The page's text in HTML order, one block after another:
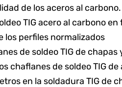
de los aceros al
TIG acero al carbono
los perfiles normalizados
de soldeo TIG de
chaflanes de soldeo TIG
en la soldadura TIG de